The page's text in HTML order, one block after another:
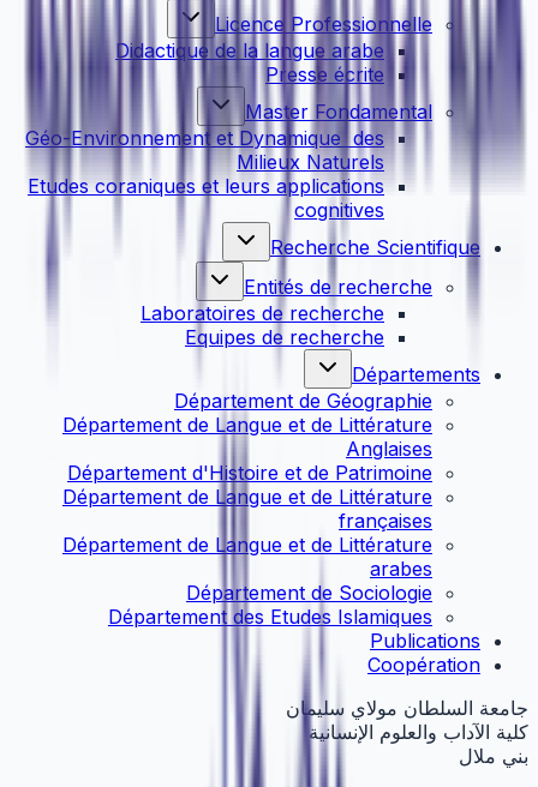
Licence Professionnelle
Didactique de la langue arabe
Presse écrite
Master Fondamental
Géo-Environnement et Dynamique des
Milieux Naturels
Etudes coraniques et leurs applications
cognitives
Recherche Scientifique
Entités de recherche
Laboratoires de recherche
Equipes de recherche
Départements
Département de Géographie
Département de Langue et de Littérature
Anglaises
Département d'Histoire et de Patrimoine
Département de Langue et de Littérature
françaises
Département de Langue et de Littérature
arabes
Département de Sociologie
Département des Etudes Islamiques
Publications
Coopération
جامعة السلطان مولاي سليمان
كلية الآداب والعلوم الإنسانية
بني ملال